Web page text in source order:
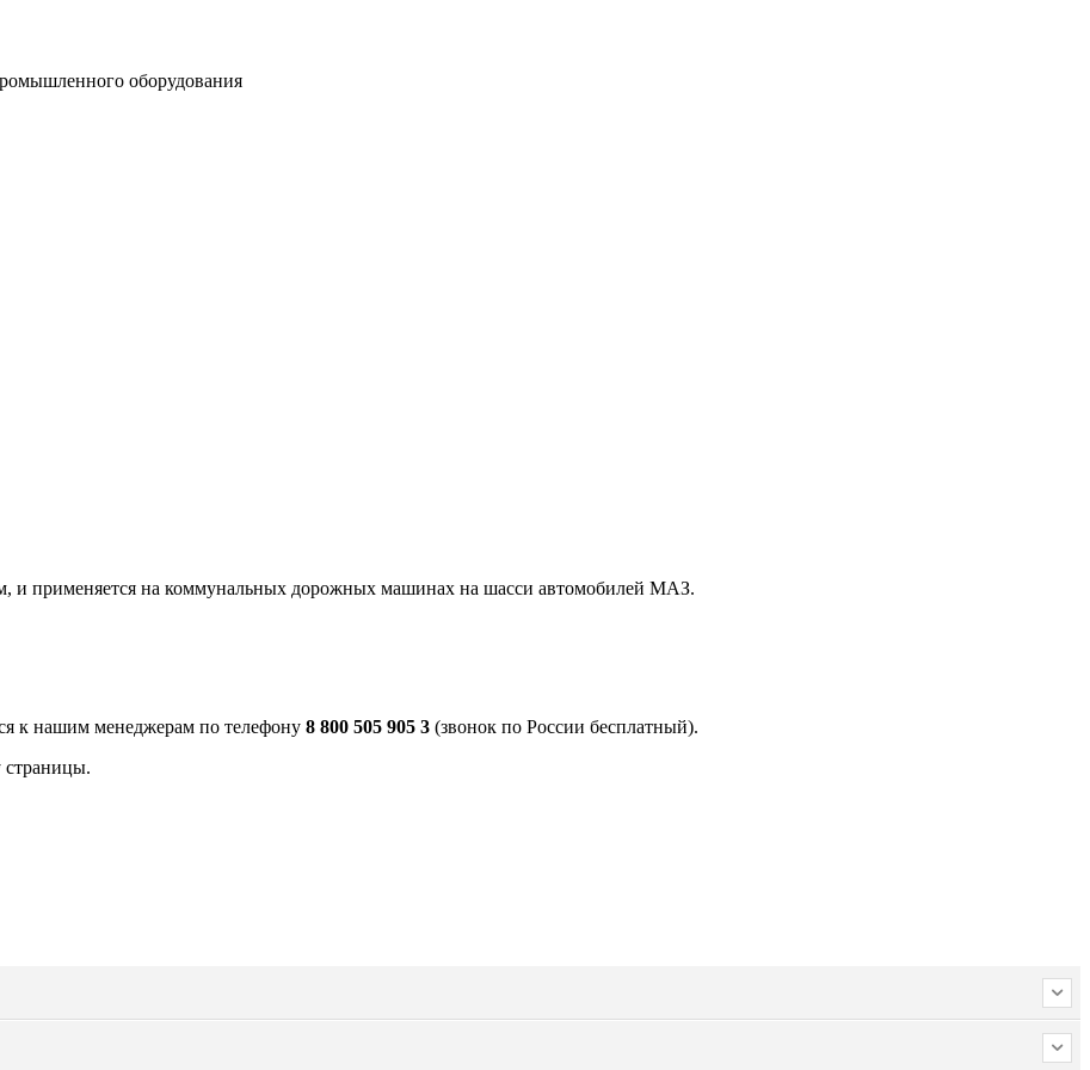
оборудования
и применяется на коммунальных дорожных машинах на шасси автомобилей МАЗ.
к нашим менеджерам по телефону 8 800 505 905 3 (звонок по России бесплатный).
страницы.